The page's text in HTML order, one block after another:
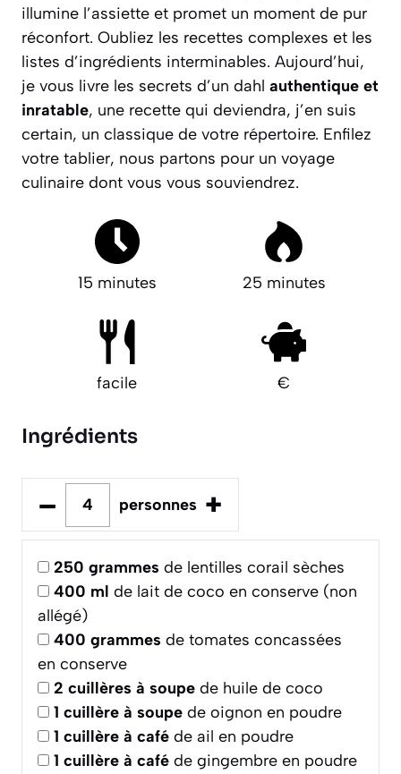
illumine l’assiette et promet un moment de pur
réconfort. Oubliez les recettes complexes et les
listes d’ingrédients interminables. Aujourd’hui,
je vous livre les secrets d’un dahl authentique et
inratable, une recette qui deviendra, j’en suis
certain, un classique de votre répertoire. Enfilez
votre tablier, nous partons pour un voyage
culinaire dont vous vous souviendrez.
15 minutes 25 minutes
facile €
Ingrédients
– personnes +
250 grammes de lentilles corail sèches
400 ml de lait de coco en conserve (non
allégé)
400 grammes de tomates concassées
en conserve
2 cuillères à soupe de huile de coco
1 cuillère à soupe de oignon en poudre
1 cuillère à café de ail en poudre
1 cuillère à café de gingembre en poudre